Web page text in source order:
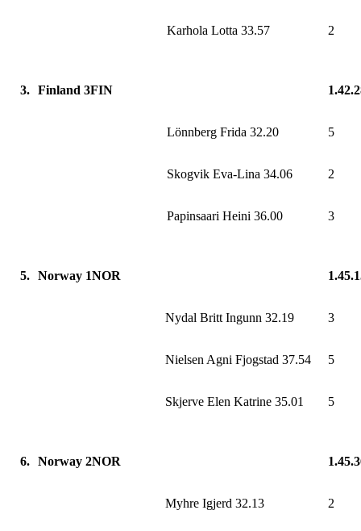
Karhola Lotta 33.57 2
3. Finland 3FIN
Lönnberg Frida 32.20 5
Skogvik Eva-Lina 34.06 2
Papinsaari Heini 36.00 3
5. Norway 1NOR
Nydal Britt Ingunn 32.19 3
Nielsen Agni Fjogstad 37.54 5
Skjerve Elen Katrine 35.01 5
6. Norway 2NOR
Myhre Igjerd 32.13 2